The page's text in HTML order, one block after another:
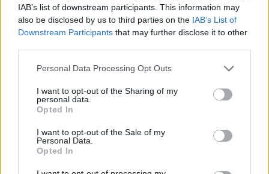
IAB’s list of downstream participants. This information may
also be disclosed by us to third parties on the IAB’s List of
Downstream Participants that may further disclose it to other
Please note that this website/app uses one or more Google
not limited to your visit or usage behaviour. You may click to
grant or deny consent to Google and its third-party tags to
use your data for below specified purposes in below Google
consent section.
Personal Data Processing Opt Outs
I want to opt-out of the Sharing of my
personal data.
Opted In
I want to opt-out of the Sale of my
Personal Data.
Opted In
21-åringen fra Trondheim hadde sjuende beste tid
av alle damene uansett klasse på den blytunge
Besserudetappen.
Se også:Norsk 21-åring med maktoppvisning i
Skistjernenes toppede damelag Raumnes og Årnes
IL ble nummer ti i klassen kvinner elite. Det er to